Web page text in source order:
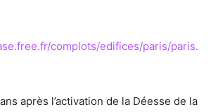
complots/edifices/paris/paris.
après l’activation de la Déesse de la